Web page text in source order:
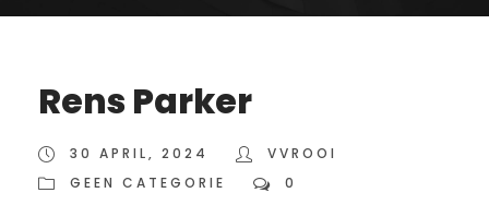
Rens Parker
30 APRIL, 2024
VVROOI
GEEN CATEGORIE
0